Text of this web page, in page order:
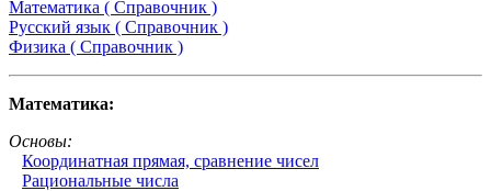
Математика ( Справочник )
Русский язык ( Справочник )
Физика ( Справочник )
Математика:
Основы:
Координатная прямая, сравнение чисел
Рациональные числа